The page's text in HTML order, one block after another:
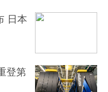
日本
登第